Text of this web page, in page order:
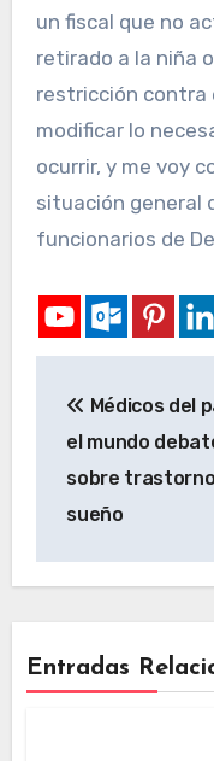
un fiscal que no
retirado a la niña
restricción contra
modificar lo
ocurrir, y me voy
situación general
funcionarios de
Médicos del
el mundo
sobre
sueño
Entradas